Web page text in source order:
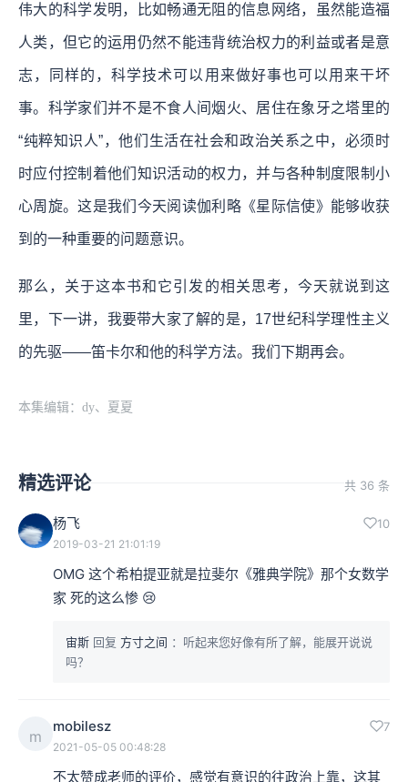
伟大的科学发明，比如畅通无阻的信息网络，虽然能造福
人类，但它的运用仍然不能违背统治权力的利益或者是意
志，同样的，科学技术可以用来做好事也可以用来干坏
事。科学家们并不是不食人间烟火、居住在象牙之塔里的
“纯粹知识人”，他们生活在社会和政治关系之中，必须时
时应付控制着他们知识活动的权力，并与各种制度限制小
心周旋。这是我们今天阅读伽利略《星际信使》能够收获
到的一种重要的问题意识。
那么，关于这本书和它引发的相关思考，今天就说到这
里，下一讲，我要带大家了解的是，17世纪科学理性主义
的先驱——笛卡尔和他的科学方法。我们下期再会。
本集编辑：dy、夏夏
精选评论 共 36 条
杨飞 10
2019-03-21 21:01:19
OMG 这个希柏提亚就是拉斐尔《雅典学院》那个女数学
家 死的这么惨 😢
宙斯 回复 方寸之间 ：听起来您好像有所了解，能展开说说
吗？
m
mobilesz 7
2021-05-05 00:48:28
不太赞成老师的评价，感觉有意识的往政治上靠，这其